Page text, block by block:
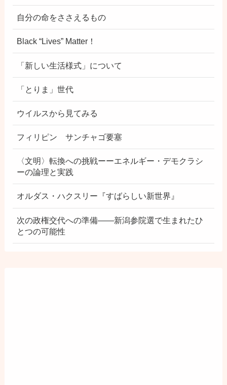
自分の命をささえるもの
Black “Lives” Matter！
「新しい生活様式」について
「とりま」世代
ウイルスから見てみる
フィリピン サンチャゴ要塞
〈文明〉転換への挑戦ーーエネルギー・デモクラシ
ーの論理と実践
オルダス・ハクスリー『すばらしい新世界』
次の政権交代への準備――新潟参院選で生まれたひ
とつの可能性